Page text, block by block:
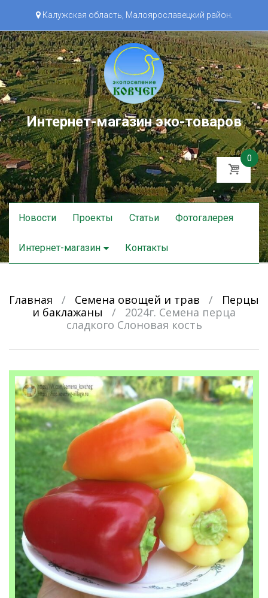
Калужская область, Малоярославецкий район.
Интернет-магазин эко-товаров
0
Skip
to
Новости Проекты Статьи Фотогалерея
Интернет-магазин Контакты
Главная / Семена овощей и трав /
Перцы
и баклажаны
/
2024г. Семена перца
сладкого Слоновая кость